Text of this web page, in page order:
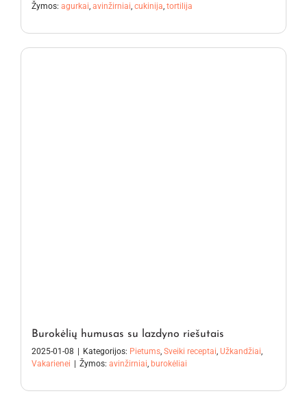
Žymos: agurkai, avinžirniai, cukinija, tortilija
Burokėlių humusas su lazdyno riešutais
2025-01-08 | Kategorijos: Pietums, Sveiki receptai, Užkandžiai,
Vakarienei | Žymos: avinžirniai, burokėliai